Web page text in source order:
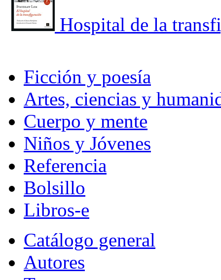
Hospital de la
Ficción y poesía
Artes, ciencias y
Cuerpo y mente
Niños y Jóvenes
Referencia
Bolsillo
Libros-e
Catálogo general
Autores